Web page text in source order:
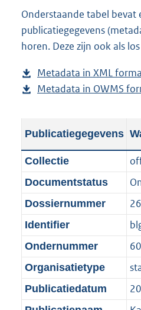
l
o
a
p
u
l
c
a
t
i
e
i
n
f
o
r
a
n
d
g
r
o
t
e
:
2
,
5
M
b
Onderstaande tabel bevat
publicatiegegevens
horen. Deze zijn ook als
Metadata in XML
Metadata in OWMS
Publicatiegegevens
Collectie
Documentstatus
Dossiernummer
Identifier
Ondernummer
Organisatietype
Publicatiedatum